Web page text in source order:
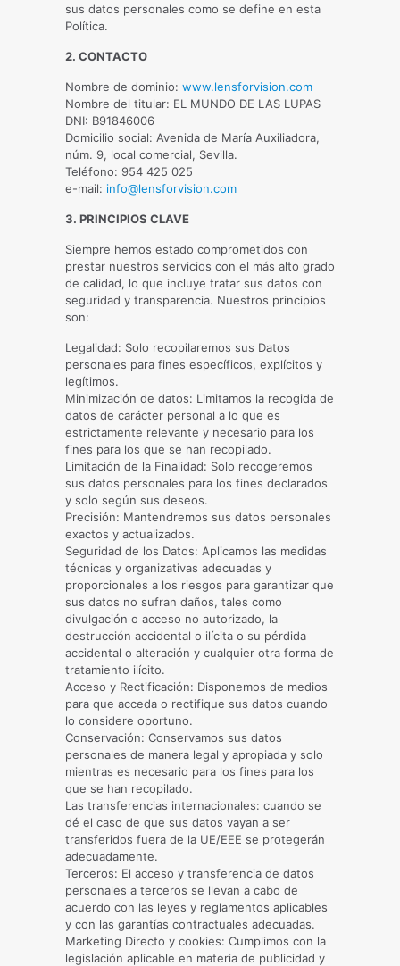
sus datos personales como se define en esta
Política.
2. CONTACTO
Nombre de dominio: www.lensforvision.com
Nombre del titular: EL MUNDO DE LAS LUPAS
DNI: B91846006
Domicilio social: Avenida de María Auxiliadora,
núm. 9, local comercial, Sevilla.
Teléfono: 954 425 025
e-mail: info@lensforvision.com
3. PRINCIPIOS CLAVE
Siempre hemos estado comprometidos con
prestar nuestros servicios con el más alto grado
de calidad, lo que incluye tratar sus datos con
seguridad y transparencia. Nuestros principios
son:
Legalidad: Solo recopilaremos sus Datos
personales para fines específicos, explícitos y
legítimos.
Minimización de datos: Limitamos la recogida de
datos de carácter personal a lo que es
estrictamente relevante y necesario para los
fines para los que se han recopilado.
Limitación de la Finalidad: Solo recogeremos
sus datos personales para los fines declarados
y solo según sus deseos.
Precisión: Mantendremos sus datos personales
exactos y actualizados.
Seguridad de los Datos: Aplicamos las medidas
técnicas y organizativas adecuadas y
proporcionales a los riesgos para garantizar que
sus datos no sufran daños, tales como
divulgación o acceso no autorizado, la
destrucción accidental o ilícita o su pérdida
accidental o alteración y cualquier otra forma de
tratamiento ilícito.
Acceso y Rectificación: Disponemos de medios
para que acceda o rectifique sus datos cuando
lo considere oportuno.
Conservación: Conservamos sus datos
personales de manera legal y apropiada y solo
mientras es necesario para los fines para los
que se han recopilado.
Las transferencias internacionales: cuando se
dé el caso de que sus datos vayan a ser
transferidos fuera de la UE/EEE se protegerán
adecuadamente.
Terceros: El acceso y transferencia de datos
personales a terceros se llevan a cabo de
acuerdo con las leyes y reglamentos aplicables
y con las garantías contractuales adecuadas.
Marketing Directo y cookies: Cumplimos con la
legislación aplicable en materia de publicidad y